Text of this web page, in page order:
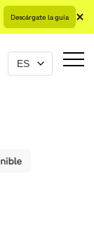
Descárgate la guía